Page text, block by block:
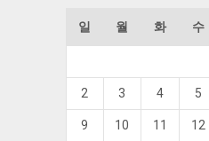
일 월 화 수
2 3 4 5
9 10 11 12